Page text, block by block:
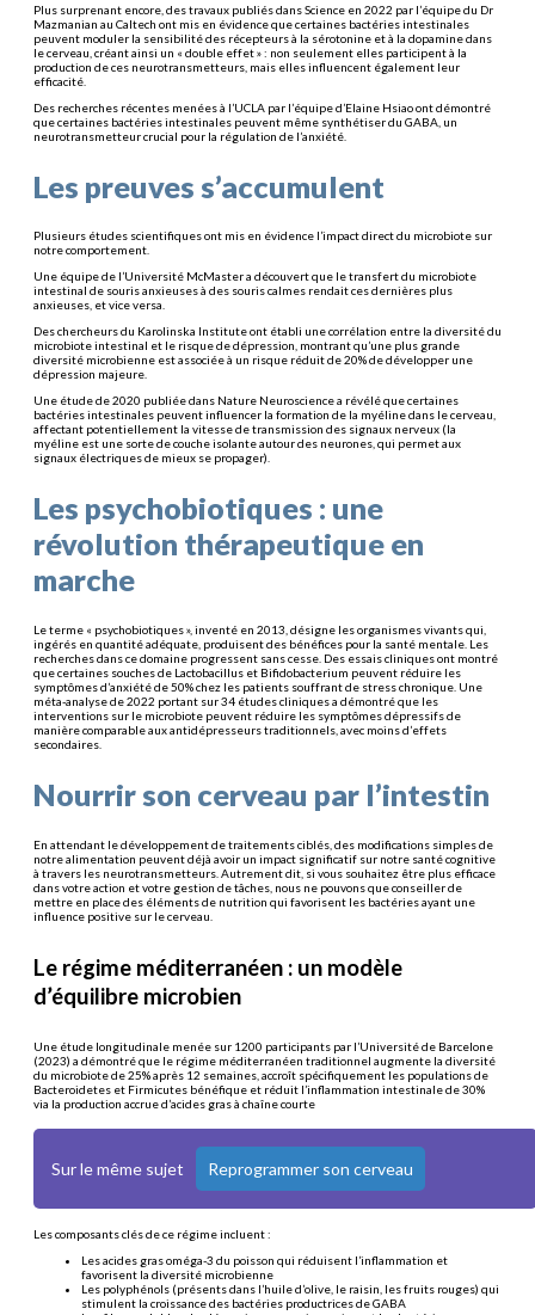
Plus surprenant encore, des travaux publiés dans Science en 2022 par l’équipe du Dr
Mazmanian au Caltech ont mis en évidence que certaines bactéries intestinales
peuvent moduler la sensibilité des récepteurs à la sérotonine et à la dopamine dans
le cerveau, créant ainsi un « double effet » : non seulement elles participent à la
production de ces neurotransmetteurs, mais elles influencent également leur
efficacité.
Des recherches récentes menées à l’UCLA par l’équipe d’Elaine Hsiao ont démontré
que certaines bactéries intestinales peuvent même synthétiser du GABA, un
neurotransmetteur crucial pour la régulation de l’anxiété.
Les preuves s’accumulent
Plusieurs études scientifiques ont mis en évidence l’impact direct du microbiote sur
notre comportement.
Une équipe de l’Université McMaster a découvert que le transfert du microbiote
intestinal de souris anxieuses à des souris calmes rendait ces dernières plus
anxieuses, et vice versa.
Des chercheurs du Karolinska Institute ont établi une corrélation entre la diversité du
microbiote intestinal et le risque de dépression, montrant qu’une plus grande
diversité microbienne est associée à un risque réduit de 20% de développer une
dépression majeure.
Une étude de 2020 publiée dans Nature Neuroscience a révélé que certaines
bactéries intestinales peuvent influencer la formation de la myéline dans le cerveau,
affectant potentiellement la vitesse de transmission des signaux nerveux (la
myéline est une sorte de couche isolante autour des neurones, qui permet aux
signaux électriques de mieux se propager).
Les psychobiotiques : une
révolution thérapeutique en
marche
Le terme « psychobiotiques », inventé en 2013, désigne les organismes vivants qui,
ingérés en quantité adéquate, produisent des bénéfices pour la santé mentale. Les
recherches dans ce domaine progressent sans cesse. Des essais cliniques ont montré
que certaines souches de Lactobacillus et Bifidobacterium peuvent réduire les
symptômes d’anxiété de 50% chez les patients souffrant de stress chronique. Une
méta-analyse de 2022 portant sur 34 études cliniques a démontré que les
interventions sur le microbiote peuvent réduire les symptômes dépressifs de
manière comparable aux antidépresseurs traditionnels, avec moins d’effets
secondaires.
Nourrir son cerveau par l’intestin
En attendant le développement de traitements ciblés, des modifications simples de
notre alimentation peuvent déjà avoir un impact significatif sur notre santé cognitive
à travers les neurotransmetteurs. Autrement dit, si vous souhaitez être plus efficace
dans votre action et votre gestion de tâches, nous ne pouvons que conseiller de
mettre en place des éléments de nutrition qui favorisent les bactéries ayant une
influence positive sur le cerveau.
Le régime méditerranéen : un modèle
d’équilibre microbien
Une étude longitudinale menée sur 1200 participants par l’Université de Barcelone
(2023) a démontré que le régime méditerranéen traditionnel augmente la diversité
du microbiote de 25% après 12 semaines, accroît spécifiquement les populations de
Bacteroidetes et Firmicutes bénéfique et réduit l’inflammation intestinale de 30%
via la production accrue d’acides gras à chaîne courte
Sur le même sujet Reprogrammer son cerveau
Les composants clés de ce régime incluent :
Les acides gras oméga-3 du poisson qui réduisent l’inflammation et
favorisent la diversité microbienne
Les polyphénols (présents dans l’huile d’olive, le raisin, les fruits rouges) qui
stimulent la croissance des bactéries productrices de GABA